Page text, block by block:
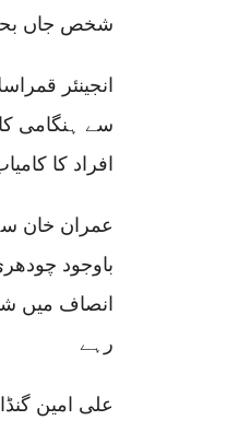
شخص جاں
انجینئر
افراد کا
عمران خان
باوجود
انصاف میں
رہے
علی امین